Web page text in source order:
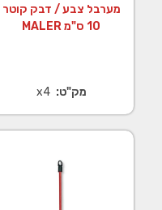
מערבל צבע / דבק קוטר
10 ס"מ MALER
מק"ט:x4